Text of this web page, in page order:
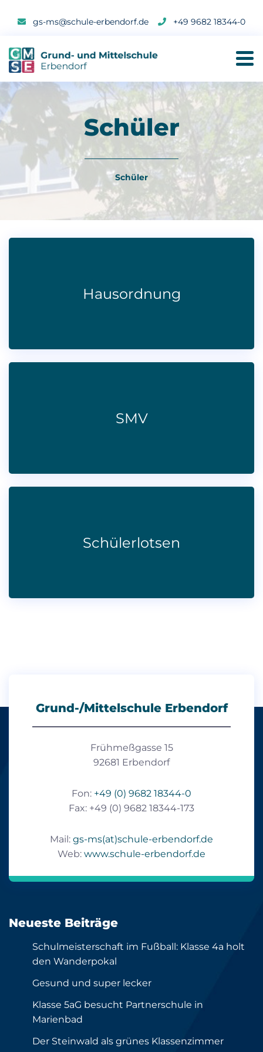
gs-ms@schule-erbendorf.de +49 9682 18344-0
Schüler
Schüler
Hausordnung
SMV
Schülerlotsen
Grund-/Mittelschule Erbendorf
Frühmeßgasse 15
92681 Erbendorf
Fon: +49 (0) 9682 18344-0
Fax: +49 (0) 9682 18344-173
Mail: gs-ms(at)schule-erbendorf.de
Web: www.schule-erbendorf.de
Neueste Beiträge
Schulmeisterschaft im Fußball: Klasse 4a holt
den Wanderpokal
Gesund und super lecker
Klasse 5aG besucht Partnerschule in
Marienbad
Der Steinwald als grünes Klassenzimmer